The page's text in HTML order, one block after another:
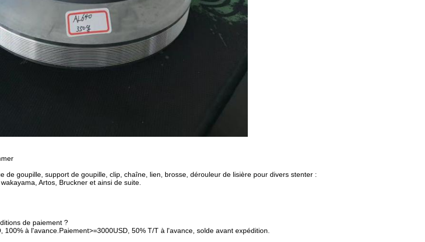
de goupille, support de goupille, clip, chaîne, lien, brosse, dérouleur de lisière pour divers stenter :
Artos, Bruckner et ainsi de suite.
de paiement ?
100% à l'avance.Paiement>=3000USD, 50% T/T à l'avance, solde avant expédition.